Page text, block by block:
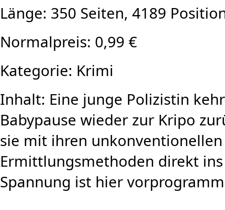
Länge: 350 Seiten, 4189
Normalpreis: 0,99 €
Kategorie: Krimi
Inhalt: Eine junge Polizistin
Babypause wieder zur Kripo
sie mit ihren unkonventionellen
Ermittlungsmethoden direkt
Spannung ist hier